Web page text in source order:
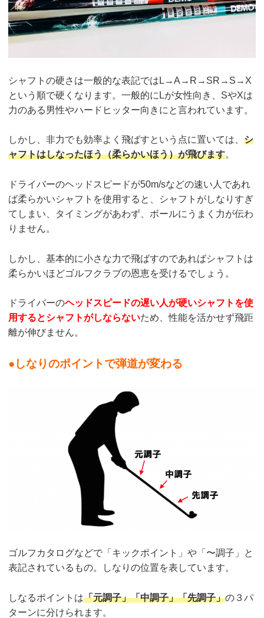
シャフトの硬さは一般的な表記ではL→A→R→SR→S→X
という順で硬くなります。一般的にLが女性向き、SやXは
力のある男性やハードヒッター向きにと言われています。
しかし、非力でも効率よく飛ばすという点に置いては、 シ
ャフトはしなったほう（柔らかいほう）が飛びます。
ドライバーのヘッドスピードが50m/sなどの速い人であれ
ば柔らかいシャフトを使用すると、シャフトがしなりすぎ
てしまい、タイミングがあわず、ボールにうまく力が伝わ
りません。
しかし、基本的に小さな力で飛ばすのであればシャフトは
柔らかいほどゴルフクラブの恩恵を受けるでしょう。
ドライバーのヘッドスピードの遅い人が硬いシャフトを使
用するとシャフトがしならないため、性能を活かせず飛距
離が伸びません。
●しなりのポイントで弾道が変わる
ゴルフカタログなどで「キックポイント」や「〜調子」と
表記されているもの。しなりの位置を表しています。
しなるポイントは「元調子」「中調子」「先調子」の３パ
ターンに分けられます。